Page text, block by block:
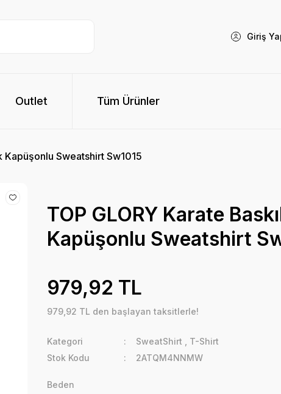
Giriş
Outlet Tüm Ürünler
Kapüşonlu Sweatshirt Sw1015
TOP GLORY Karate
Kapüşonlu Sweatshirt
979,92 TL
979,92 TL den başlayan taksitlerle!
Kategori SweatShirt
T-Shirt
Stok Kodu
2ATQM4NNMW
Beden